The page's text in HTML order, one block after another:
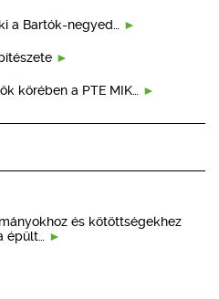
a Bartók-negyed…
körében a PTE MIK…
és kötöttségekhez
épült…